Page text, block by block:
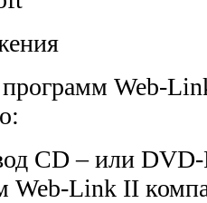
программ Web-
CD – или
Web-Link II